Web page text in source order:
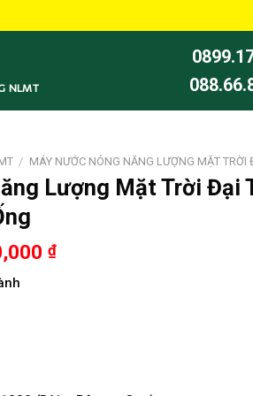
NLMT
/ MÁY NƯỚC NÓNG NĂNG LƯỢNG MẶT TRỜI
Lượng Mặt Trời Đại
₫